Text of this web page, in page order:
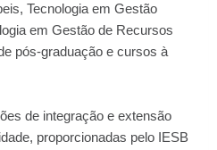
Tecnologia em Gestão
em Gestão de Recursos
pós-graduação e cursos à
de integração e extensão
proporcionadas pelo IESB